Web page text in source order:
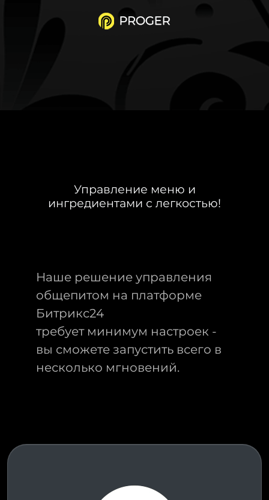
Управление меню и
ингредиентами с легкостью!
Наше решение управления
общепитом на платформе
Битрикс24
требует минимум настроек -
вы сможете запустить всего в
несколько мгновений.